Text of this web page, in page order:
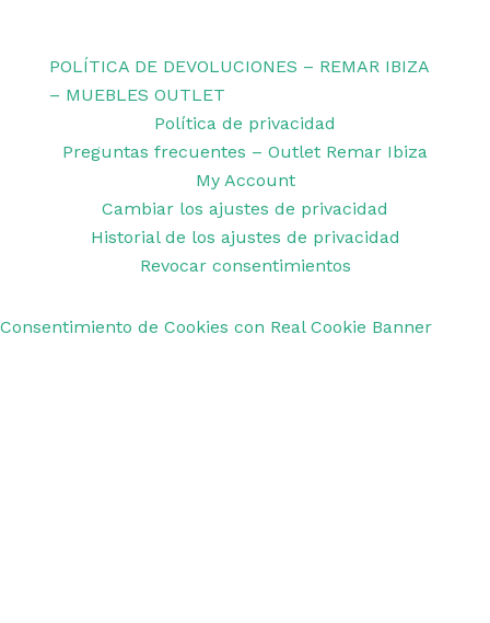
POLÍTICA DE DEVOLUCIONES – REMAR IBIZA
– MUEBLES OUTLET
Política de privacidad
Preguntas frecuentes – Outlet Remar Ibiza
My Account
Cambiar los ajustes de privacidad
Historial de los ajustes de privacidad
Revocar consentimientos
Consentimiento de Cookies con Real Cookie Banner